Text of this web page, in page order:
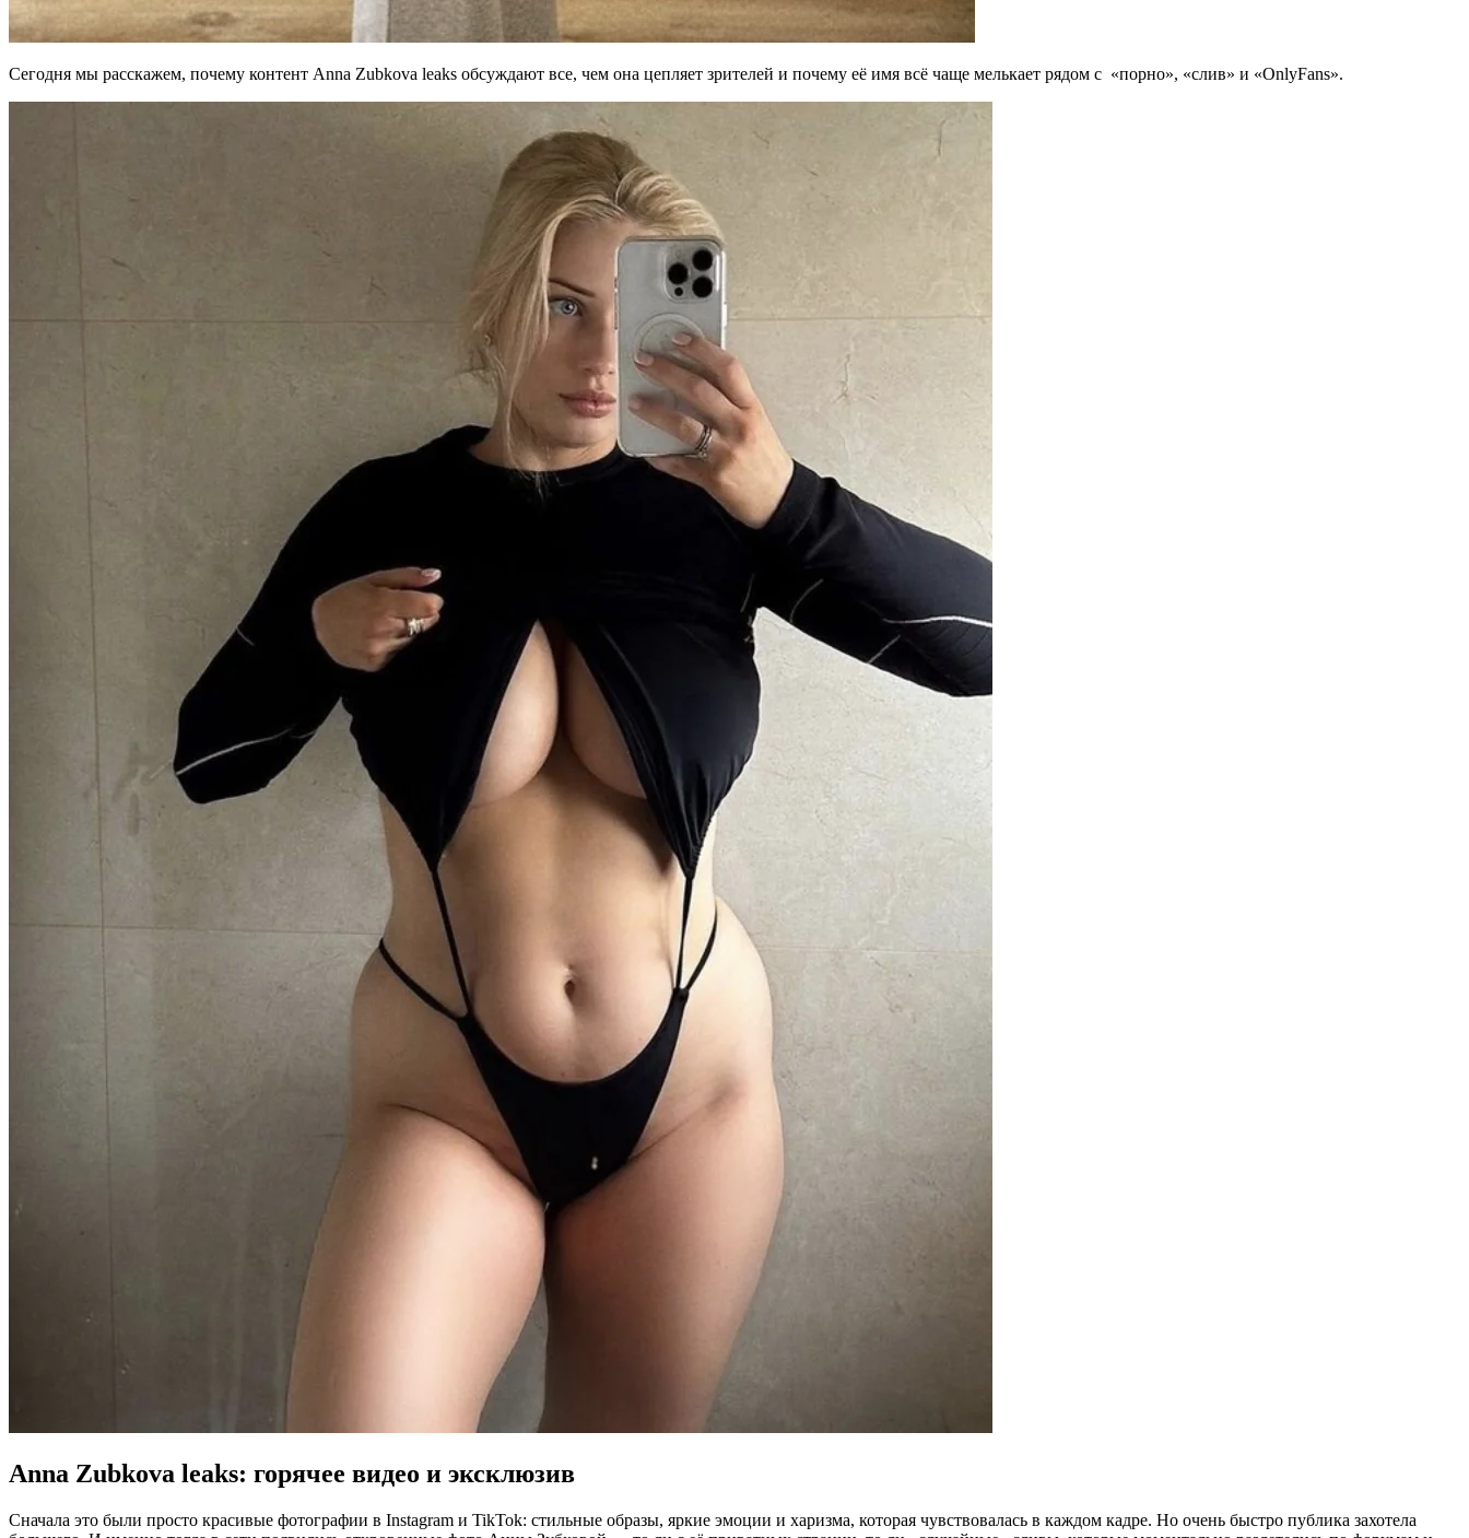
Сегодня мы расскажем, почему контент Anna Zubkova leaks обсуждают все, чем она цепляет зрителей и почему её имя всё чаще мелькает рядом с «порно», «слив» и «OnlyFans».
Anna Zubkova leaks: горячее видео и эксклюзив
Сначала это были просто красивые фотографии в Instagram и TikTok: стильные образы, яркие эмоции и харизма, которая чувствовалась в каждом кадре. Но очень быстро публика захотела